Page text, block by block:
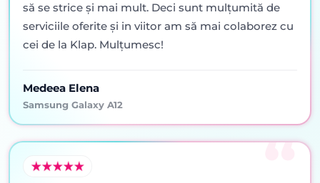
să se strice şi mai mult. Deci sunt mulţumită de
serviciile oferite şi in viitor am să mai colaborez cu
cei de la Klap. Mulţumesc!
Medeea Elena
Samsung Galaxy A12